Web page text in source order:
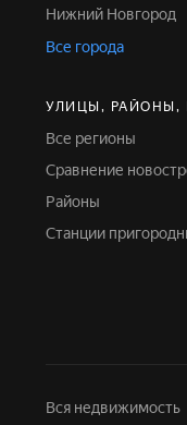
Нижний Новгород
Все города
УЛИЦЫ, РАЙОНЫ,
Все регионы
Сравнение
Районы
Станции
Вся недвижимость